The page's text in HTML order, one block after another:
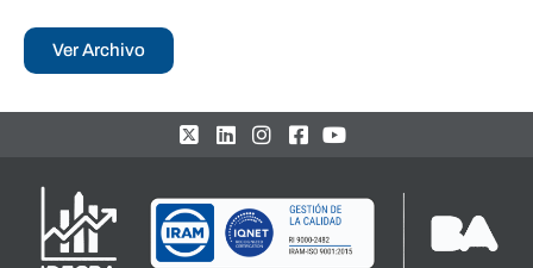
Ver Archivo